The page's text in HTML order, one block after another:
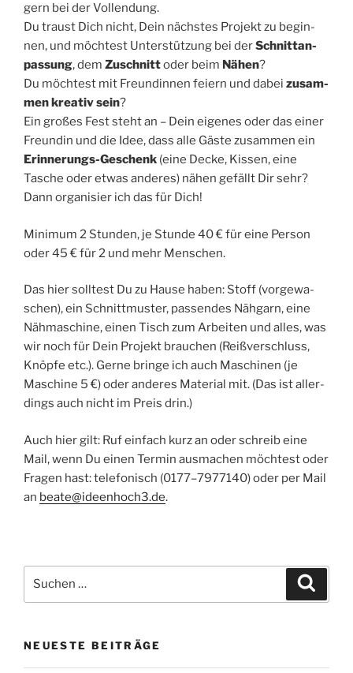
gern bei der Voll­endung.
Du traust Dich nicht, Dein nächs­tes Pro­jekt zu begin­
nen, und möch­test Unter­stüt­zung bei derSchnitt­an­
pas­sung, dem Zuschnittoder beim Nähen?
Du möch­test mit Freun­din­nen fei­ern und dabei zusam­
men krea­tiv sein?
Ein gro­ßes Fest steht an – Dein eige­nes oder das einer
Freun­din und die Idee, dass alle Gäs­te zusam­men ein
Erin­ne­rungs-Geschenk (eine Decke, Kis­sen, eine
Tasche oder etwas ande­res) nähen gefällt Dir sehr?
Dann orga­ni­sier ich das für Dich!
Mini­mum 2 Stun­den, je Stun­de 40 € für eine Per­son
oder 45 € für 2 und mehr Menschen.
Das hier soll­test Du zu Hau­se haben: Stoff (vor­ge­wa­
schen), ein Schnitt­mus­ter, pas­sen­des Näh­garn, eine
Näh­ma­schi­ne, einen Tisch zum Arbei­ten und alles, was
wir noch für Dein Pro­jekt brau­chen (Reiß­ver­schluss,
Knöp­fe etc.). Ger­ne brin­ge ich auch Maschi­nen (je
Maschi­ne 5 €) oder ande­res Mate­ri­al mit. (Das ist aller­
dings auch nicht im Preis drin.)
Auch hier gilt: Ruf ein­fach kurz an oder schreib eine
Mail, wenn Du einen Ter­min aus­ma­chen möch­test oder
Fra­gen hast: tele­fo­nisch (0177–7977140) oder per Mail
an beate@ideenhoch3.de.
nach:
NEUESTE BEITRÄGE